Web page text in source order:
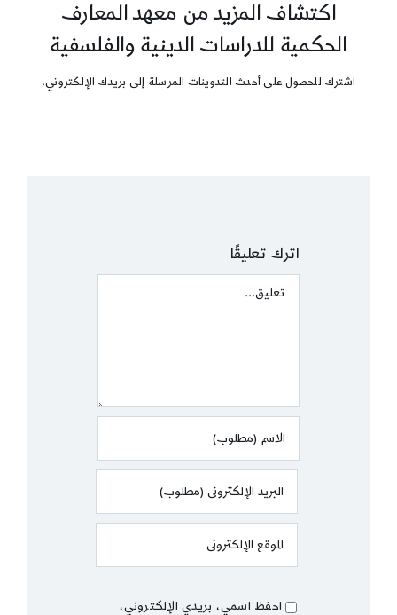
اكتشاف المزيد من معهد المعارف
الحكمية للدراسات الدينية والفلسفية
اشترك للحصول على أحدث التدوينات المرسلة إلى بريدك الإلكتروني.
اترك تعليقًا
Comment
احفظ اسمي، بريدي الإلكتروني،